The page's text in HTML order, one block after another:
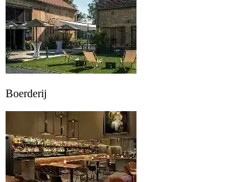
Boerderij